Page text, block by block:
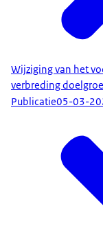
Wijziging van het
verbreding
Publicatie05-03-